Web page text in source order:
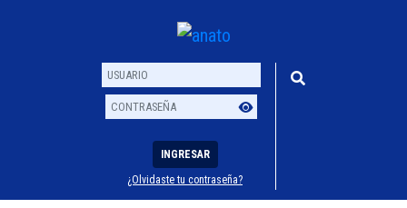
Usuario
Contraseña
INGRESAR
¿Olvidaste tu contraseña?